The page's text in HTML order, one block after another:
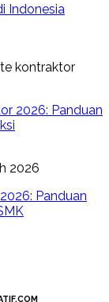
Indonesia
2026: Panduan
Panduan